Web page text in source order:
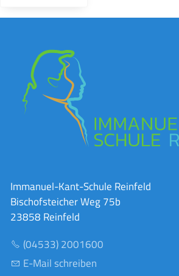
Immanuel-Kant-Schule Reinfeld
Bischofsteicher Weg 75b
23858 Reinfeld
(04533) 2001600
E-Mail schreiben